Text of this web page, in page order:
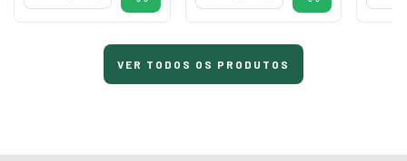
VER TODOS OS PRODUTOS